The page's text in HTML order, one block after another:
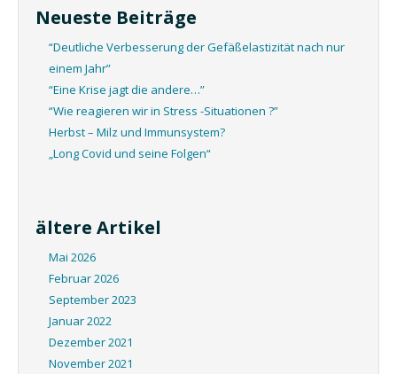
Neueste Beiträge
“Deutliche Verbesserung der Gefäßelastizität nach nur
einem Jahr”
“Eine Krise jagt die andere…”
“Wie reagieren wir in Stress -Situationen ?”
Herbst – Milz und Immunsystem?
„Long Covid und seine Folgen“
ältere Artikel
Mai 2026
Februar 2026
September 2023
Januar 2022
Dezember 2021
November 2021